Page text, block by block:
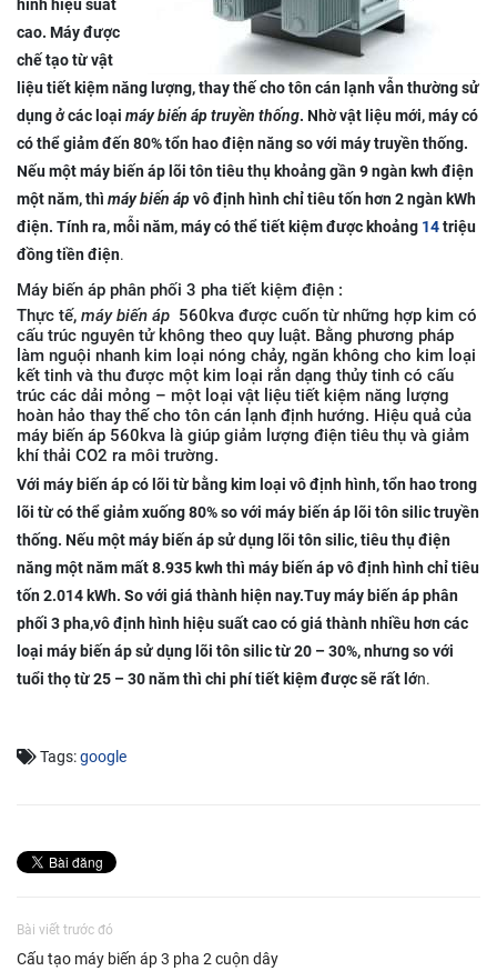
hình hiệu suất
cao. Máy được
chế tạo từ vật
liệu tiết kiệm năng lượng, thay thế cho tôn cán lạnh vẫn thường sử
dụng ở các loại máy biến áp truyền thống. Nhờ vật liệu mới, máy có
có thể giảm đến 80% tổn hao điện năng so với máy truyền thống.
Nếu một máy biến áp lõi tôn tiêu thụ khoảng gần 9 ngàn kwh điện
một năm, thì máy biến ápvô định hình chỉ tiêu tốn hơn 2 ngàn kWh
điện. Tính ra, mỗi năm, máy có thể tiết kiệm được khoảng 14triệu
đồng tiền điện.
Máy biến áp phân phối 3 pha tiết kiệm điện :
Thực tế, máy biến áp 560kva được cuốn từ những hợp kim có
cấu trúc nguyên tử không theo quy luật. Bằng phương pháp
làm nguội nhanh kim loại nóng chảy, ngăn không cho kim loại
kết tinh và thu được một kim loại rắn dạng thủy tinh có cấu
trúc các dải mỏng – một loại vật liệu tiết kiệm năng lượng
hoàn hảo thay thế cho tôn cán lạnh định hướng. Hiệu quả của
máy biến áp 560kva là giúp giảm lượng điện tiêu thụ và giảm
khí thải CO2 ra môi trường.
Với máy biến áp có lõi từ bằng kim loại vô định hình, tổn hao trong
lõi từ có thể giảm xuống 80% so với máy biến áp lõi tôn silic truyền
thống. Nếu một máy biến áp sử dụng lõi tôn silic, tiêu thụ điện
năng một năm mất 8.935 kwh thì máy biến áp vô định hình chỉ tiêu
tốn 2.014 kWh. So với giá thành hiện nay.Tuy máy biến áp phân
phối 3 pha,vô định hình hiệu suất cao có giá thành nhiều hơn các
loại máy biến áp sử dụng lõi tôn silic từ 20 – 30%, nhưng so với
tuổi thọ từ 25 – 30 năm thì chi phí tiết kiệm được sẽ rất lớn.
Tags:google
Bài viết trước đó
Cấu tạo máy biến áp 3 pha 2 cuộn dây